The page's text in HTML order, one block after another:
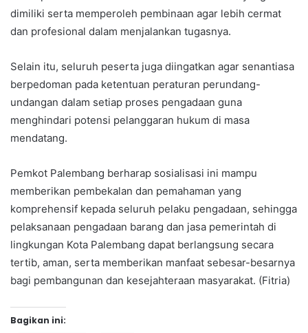
dimiliki serta memperoleh pembinaan agar lebih cermat
dan profesional dalam menjalankan tugasnya.
Selain itu, seluruh peserta juga diingatkan agar senantiasa
berpedoman pada ketentuan peraturan perundang-
undangan dalam setiap proses pengadaan guna
menghindari potensi pelanggaran hukum di masa
mendatang.
Pemkot Palembang berharap sosialisasi ini mampu
memberikan pembekalan dan pemahaman yang
komprehensif kepada seluruh pelaku pengadaan, sehingga
pelaksanaan pengadaan barang dan jasa pemerintah di
lingkungan Kota Palembang dapat berlangsung secara
tertib, aman, serta memberikan manfaat sebesar-besarnya
bagi pembangunan dan kesejahteraan masyarakat. (Fitria)
Bagikan ini: